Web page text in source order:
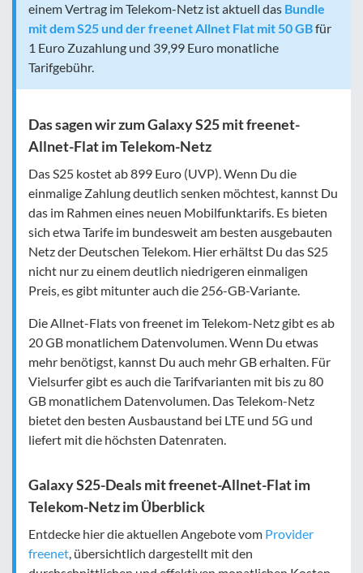
einem Vertrag im Telekom-Netz ist aktuell das Bundle
mit dem S25 und der freenet Allnet Flat mit 50 GBfür
1 Euro Zuzahlung und 39,99 Euro monatliche
Tarifgebühr.
Das sagen wir zum Galaxy S25 mit freenet-
Allnet-Flat im Telekom-Netz
Das S25 kostet ab 899 Euro (UVP). Wenn Du die
einmalige Zahlung deutlich senken möchtest, kannst Du
das im Rahmen eines neuen Mobilfunktarifs. Es bieten
sich etwa Tarife im bundesweit am besten ausgebauten
Netz der Deutschen Telekom. Hier erhältst Du das S25
nicht nur zu einem deutlich niedrigeren einmaligen
Preis, es gibt mitunter auch die 256-GB-Variante.
Die Allnet-Flats von freenet im Telekom-Netz gibt es ab
20 GB monatlichem Datenvolumen. Wenn Du etwas
mehr benötigst, kannst Du auch mehr GB erhalten. Für
Vielsurfer gibt es auch die Tarifvarianten mit bis zu 80
GB monatlichem Datenvolumen. Das Telekom-Netz
bietet den besten Ausbaustand bei LTE und 5G und
liefert mit die höchsten Datenraten.
Galaxy S25-Deals mit freenet-Allnet-Flat im
Telekom-Netz im Überblick
Entdecke hier die aktuellen Angebote vom Provider
freenet, übersichtlich dargestellt mit den